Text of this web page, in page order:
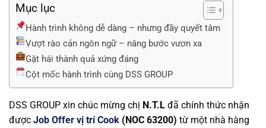
Mục lục
Hành trình không dễ dàng – nhưng đầy quyết tâm
Vượt rào cản ngôn ngữ – nâng bước vươn xa
Gặt hái thành quả xứng đáng
Cột mốc hành trình cùng DSS GROUP
DSS GROUP xin chúc mừng chị N.T.L đã chính thức nhận
được Job Offer vị trí Cook (NOC 63200) từ một nhà hàng